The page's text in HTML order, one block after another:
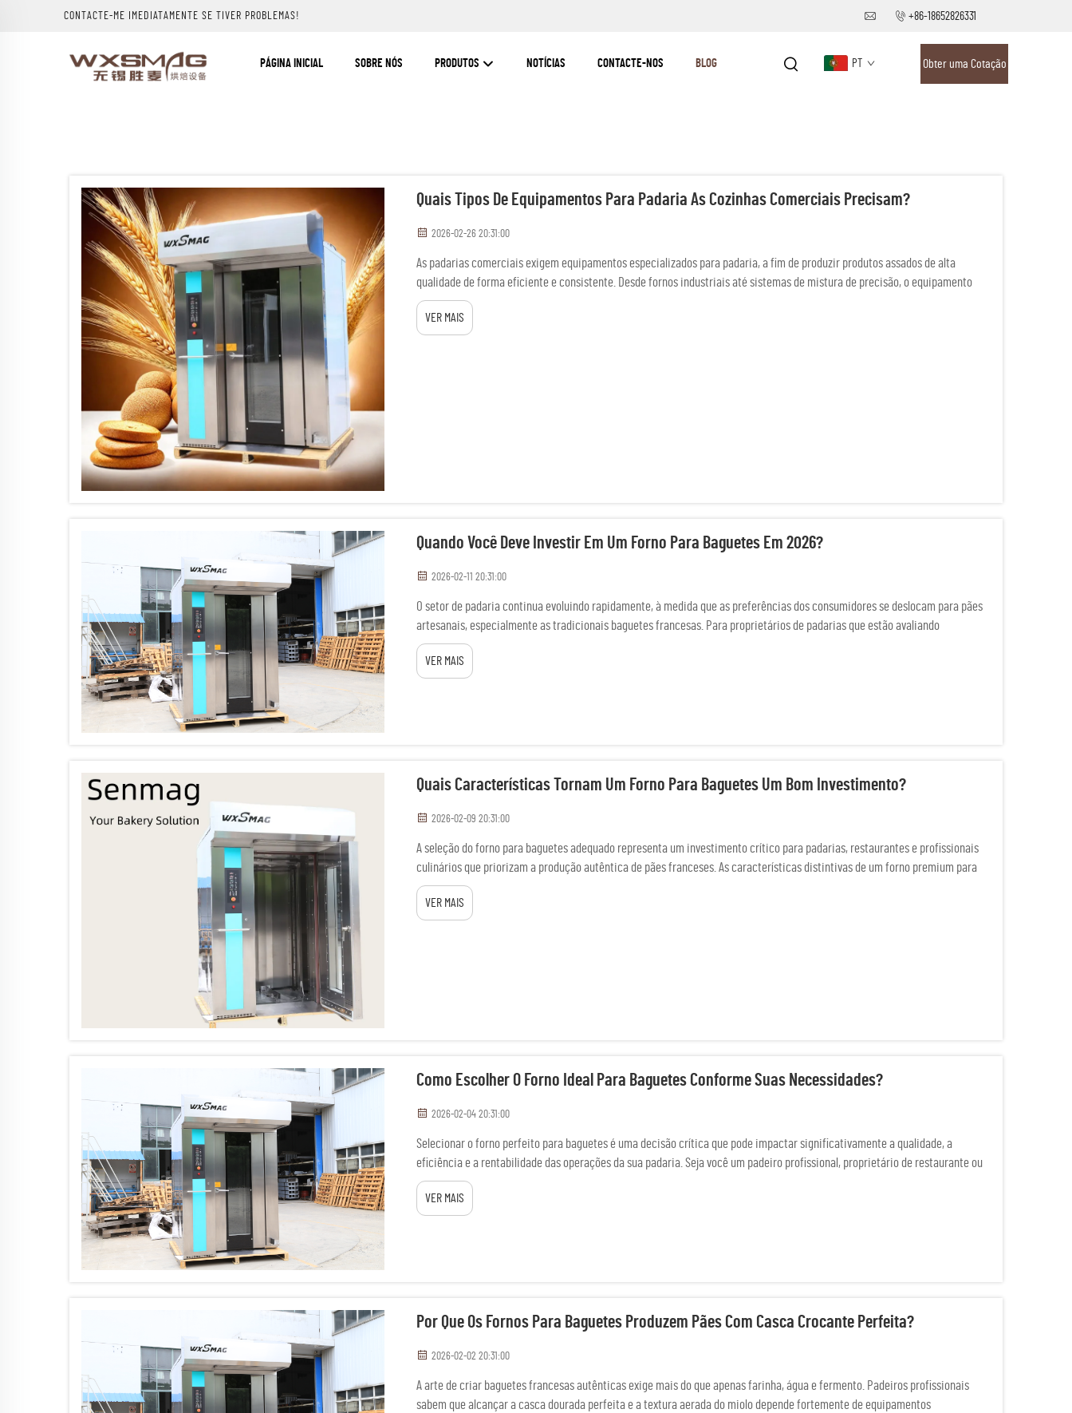
CONTACTE-ME IMEDIATAMENTE SE TIVER PROBLEMAS! +86-18652826331
PÁGINA INICIAL SOBRE NÓS PRODUTOS NOTÍCIAS CONTACTE-NOS BLOG PT Obter uma Cotação
Quais Tipos De Equipamentos Para Padaria As Cozinhas Comerciais Precisam?
2026-02-26 20:31:00
As padarias comerciais exigem equipamentos especializados para padaria, a fim de produzir produtos assados de alta
qualidade de forma eficiente e consistente. Desde fornos industriais até sistemas de mistura de precisão, o equipamento
adequado constitui a base de qualquer operação de padaria bem-sucedida...
VER MAIS
Quando Você Deve Investir Em Um Forno Para Baguetes Em 2026?
2026-02-11 20:31:00
O setor de padaria continua evoluindo rapidamente, à medida que as preferências dos consumidores se deslocam para pães
artesanais, especialmente as tradicionais baguetes francesas. Para proprietários de padarias que estão avaliando
atualizações de equipamentos em 2026, o momento certo para investir em um forno para baguetes...
VER MAIS
Quais Características Tornam Um Forno Para Baguetes Um Bom Investimento?
2026-02-09 20:31:00
A seleção do forno para baguetes adequado representa um investimento crítico para padarias, restaurantes e profissionais
culinários que priorizam a produção autêntica de pães franceses. As características distintivas de um forno premium para
baguetes vão muito além de...
VER MAIS
Como Escolher O Forno Ideal Para Baguetes Conforme Suas Necessidades?
2026-02-04 20:31:00
Selecionar o forno perfeito para baguetes é uma decisão crítica que pode impactar significativamente a qualidade, a
eficiência e a rentabilidade das operações da sua padaria. Seja você um padeiro profissional, proprietário de restaurante ou
prestador de serviços alimentares comerciais...
VER MAIS
Por Que Os Fornos Para Baguetes Produzem Pães Com Casca Crocante Perfeita?
2026-02-02 20:31:00
A arte de criar baguetes francesas autênticas exige mais do que apenas farinha, água e fermento. Padeiros profissionais
sabem que alcançar a casca dourada perfeita e a textura aerada do miolo depende fortemente de equipamentos